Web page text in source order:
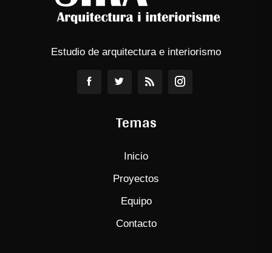
Estudio de arquitectura e interiorismo
Temas
Inicio
Proyectos
Equipo
Contacto